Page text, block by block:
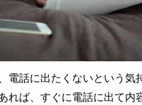
電話に出たくないという気
れば、すぐに電話に出て内